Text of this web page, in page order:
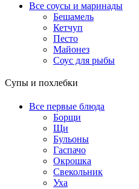
Все соусы и маринады
Бешамель
Кетчуп
Песто
Майонез
Соус для рыбы
Супы и похлебки
Все первые блюда
Борщи
Щи
Бульоны
Гаспачо
Окрошка
Свекольник
Уха